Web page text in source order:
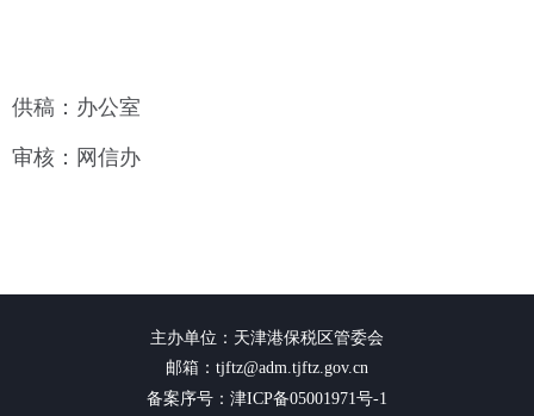
供稿：办公室
审核：网信办
主办单位：天津港保税区管委会
邮箱：tjftz@adm.tjftz.gov.cn
备案序号：津ICP备05001971号-1